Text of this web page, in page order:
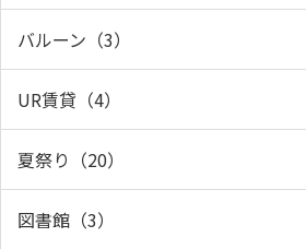
バルーン（3）
UR賃貸（4）
夏祭り（20）
図書館（3）